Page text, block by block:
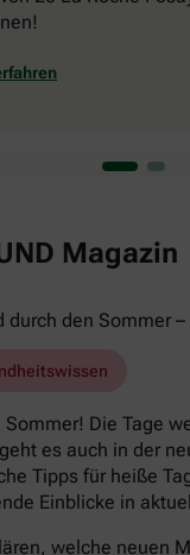
Magazin
durch den Sommer
Sommer! Die Tage
es auch in der
Tipps für heiße
Einblicke in
welche neuen